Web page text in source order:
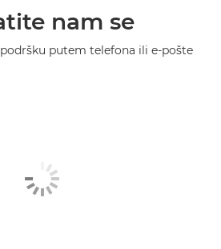
nam se
putem telefona ili e-pošte